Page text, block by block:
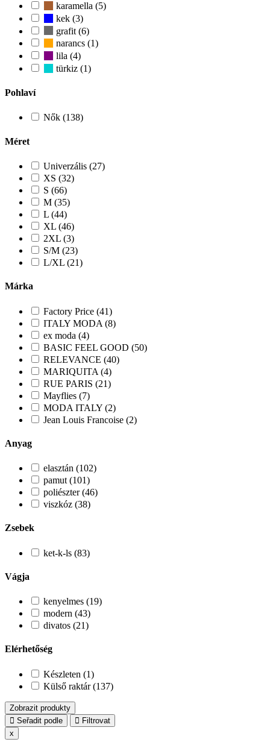
karamella (5)
kek (3)
grafit (6)
narancs (1)
lila (4)
türkiz (1)
Pohlaví
Nők (138)
Méret
Univerzális (27)
XS (32)
S (66)
M (35)
L (44)
XL (46)
2XL (3)
S/M (23)
L/XL (21)
Márka
Factory Price (41)
ITALY MODA (8)
ex moda (4)
BASIC FEEL GOOD (50)
RELEVANCE (40)
MARIQUITA (4)
RUE PARIS (21)
Mayflies (7)
MODA ITALY (2)
Jean Louis Francoise (2)
Anyag
elasztán (102)
pamut (101)
poliészter (46)
viszkóz (38)
Zsebek
ket-k-ls (83)
Vágja
kenyelmes (19)
modern (43)
divatos (21)
Elérhetőség
Készleten (1)
Külső raktár (137)
Zobrazit produkty
Seřadit podle
Filtrovat
x